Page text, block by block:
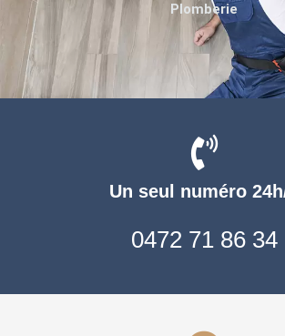
Un seul numéro
0472 71 86 34
Plomberie